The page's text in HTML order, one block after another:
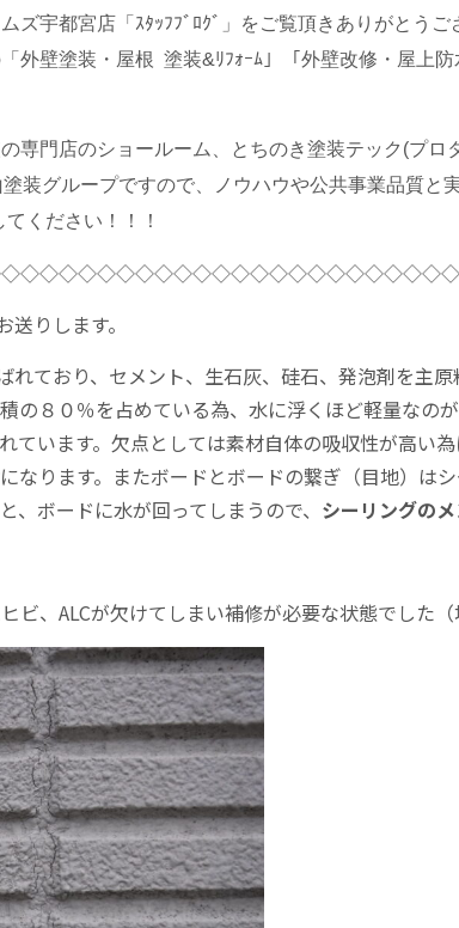
ズ宇都宮店「ｽﾀｯﾌﾌﾞﾛｸﾞ」をご覧頂きありがとう
外壁塗装・屋根 塗装&ﾘﾌｫｰﾑ」「外壁改修・屋上
専門店のショールーム、とちのき塗装テック(プ
装グループですので、ノウハウや公共事業品質と
ください！！！
りします。
れており、セメント、生石灰、硅石、発泡剤を主
の８０％を占めている為、水に浮くほど軽量なの
ています。欠点としては素材自体の吸収性が高い
になります。またボードとボードの繋ぎ（目地）は
、ボードに水が回ってしまうので、 シーリングの
ビ、ALCが欠けてしまい補修が必要な状態でした（